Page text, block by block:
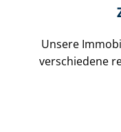
Unsere
verschiedene